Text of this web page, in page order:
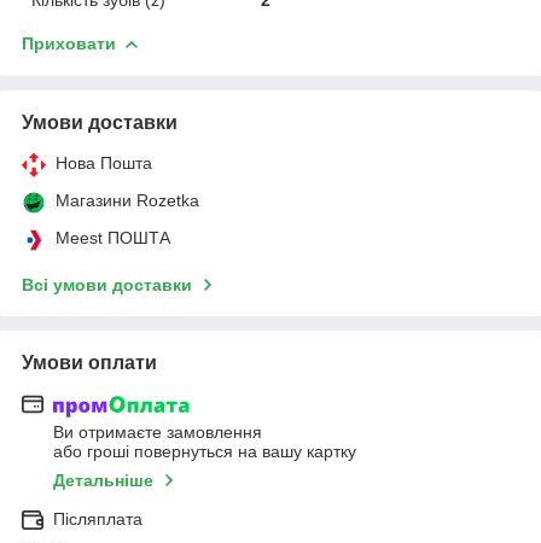
Приховати
Умови доставки
Нова Пошта
Магазини Rozetka
Meest ПОШТА
Всі умови доставки
Умови оплати
Ви отримаєте замовлення
або гроші повернуться на вашу картку
Детальніше
Післяплата